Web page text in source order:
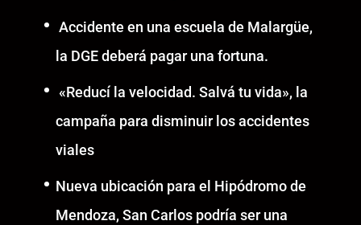
Accidente en una escuela de Malargüe,
la DGE deberá pagar una fortuna.
«Reducí la velocidad. Salvá tu vida», la
campaña para disminuir los accidentes
viales
Nueva ubicación para el Hipódromo de
Mendoza, San Carlos podría ser una